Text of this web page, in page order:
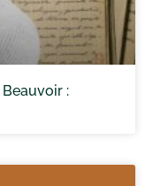
Beauvoir :